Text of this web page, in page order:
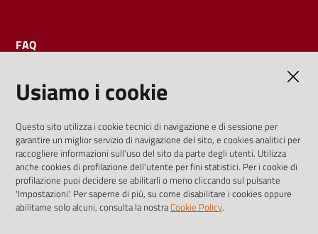
FAQ
I dati personali pubblicati sono riutilizzabili solo alle condizioni
previste dalla direttiva comunitaria 2003/98/CE e dal d.lgs.
36/2006
Usiamo i cookie
Questo sito utilizza i cookie tecnici di navigazione e di sessione per
garantire un miglior servizio di navigazione del sito, e cookies analitici per
raccogliere informazioni sull'uso del sito da parte degli utenti. Utilizza
anche cookies di profilazione dell'utente per fini statistici. Per i cookie di
profilazione puoi decidere se abilitarli o meno cliccando sul pulsante
'Impostazioni'. Per saperne di più, su come disabilitare i cookies oppure
abilitarne solo alcuni, consulta la nostraCookie Policy.